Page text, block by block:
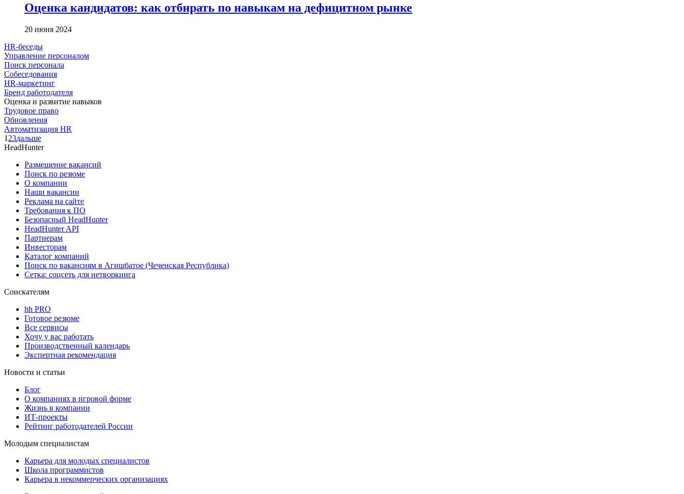
Оценка кандидатов: как отбирать по навыкам на дефицитном рынке
20 июня 2024
HR-беседы
Управление персоналом
Поиск персонала
Собеседования
HR-маркетинг
Бренд работодателя
Оценка и развитие навыков
Трудовое право
Обновления
Автоматизация HR
1 23дальше
HeadHunter
Размещение вакансий
Поиск по резюме
О компании
Наши вакансии
Реклама на сайте
Требования к ПО
Безопасный HeadHunter
HeadHunter API
Партнерам
Инвесторам
Каталог компаний
Поиск по вакансиям в Агишбатое (Чеченская Республика)
Сетка: соцсеть для нетворкинга
Соискателям
hh PRO
Готовое резюме
Все сервисы
Хочу у вас работать
Производственный календарь
Экспертная рекомендация
Новости и статьи
Блог
О компаниях в игровой форме
Жизнь в компании
ИТ-проекты
Рейтинг работодателей России
Молодым специалистам
Карьера для молодых специалистов
Школа программистов
Карьера в некоммерческих организациях